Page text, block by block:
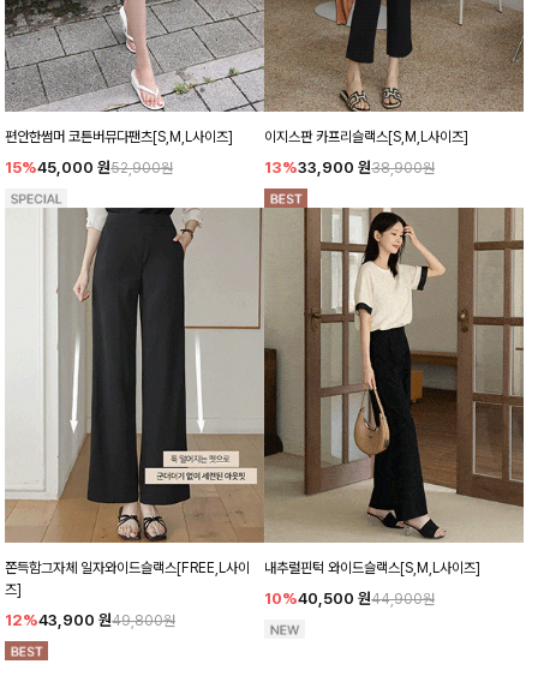
편안한썸머 코튼버뮤다팬츠[S,M,L사이즈]
15%45,000 원52,900원
이지스판 카프리슬랙스[S,M,L사이즈]
13%33,900 원38,900원
쫀득함그자체 일자와이드슬랙스[FREE,L사이
즈]
12%43,900 원49,800원
내추럴핀턱 와이드슬랙스[S,M,L사이즈]
10%40,500 원44,900원